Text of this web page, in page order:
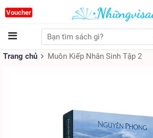
Voucher
Trang chủ Muôn Kiếp Nhân Sinh Tập 2